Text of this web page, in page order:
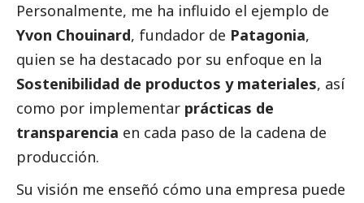
Personalmente, me ha influido el ejemplo de
Yvon Chouinard, fundador de Patagonia,
quien se ha destacado por su enfoque en la
Sostenibilidad de productos y materiales, así
como por implementar prácticas de
transparencia en cada paso de la cadena de
producción.
Su visión me enseñó cómo una empresa puede